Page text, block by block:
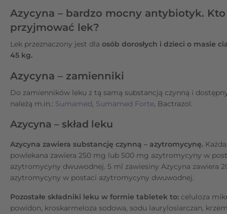
Azycyna – bardzo mocny antybiotyk.
przyjmować lek?
Lek przeznaczony jest dla osób dorosłych i dzieci o masie
45 kg.
Azycyna – zamienniki
Do zamienników leku z tą samą substancją czynną i
należą m.in.: Sumamed, Sumamed Forte, Bactrazol.
Azycyna – skład leku
Azycyna zawiera substancję czynną – azytromycynę.
powlekana zawiera 250 mg lub 500 mg azytromycyny w
azytromycyny dwuwodnej. 5 ml zawiesiny Azycyna zawiera
azytromycyny w postaci azytromycyny dwuwodnej.
Pozostałe składniki leku w formie tabletek to: celuloza
powidon, kroskarmeloza sodowa, sodu laurylosiarczan,